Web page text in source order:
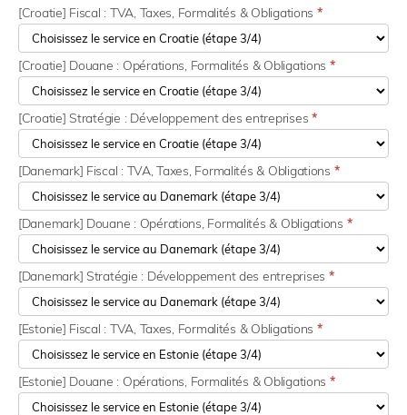
[Croatie] Fiscal : TVA, Taxes, Formalités & Obligations *
[Croatie] Douane : Opérations, Formalités & Obligations *
[Croatie] Stratégie : Développement des entreprises *
[Danemark] Fiscal : TVA, Taxes, Formalités & Obligations *
[Danemark] Douane : Opérations, Formalités & Obligations *
[Danemark] Stratégie : Développement des entreprises *
[Estonie] Fiscal : TVA, Taxes, Formalités & Obligations *
[Estonie] Douane : Opérations, Formalités & Obligations *